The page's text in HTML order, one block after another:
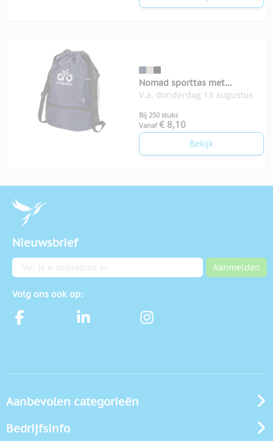
Nomad sporttas met
bodemvak
V.a. donderdag 13 augustus
Bij 250 stuks
Vanaf € 8,10
Bekijk
Nieuwsbrief
E-mailadres Aanmelden
Volg ons ook op:
Aanbevolen categorieën
Bedrijfsinfo